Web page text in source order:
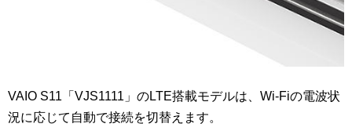
VAIO S11「VJS1111」 のLTE搭載モデルは、Wi-Fiの電波状
況に応じて自動で接続を切替えます。